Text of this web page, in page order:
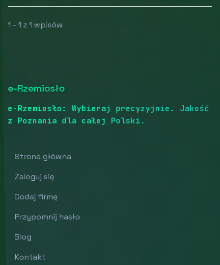
1 - 1 z 1 wpisów
e-Rzemiosło
e-Rzemiosło: Wybieraj precyzyjnie. Jakość
z Poznania dla całej Polski.
Strona główna
Zaloguj się
Dodaj firmę
Przypomnij hasło
Blog
Kontakt